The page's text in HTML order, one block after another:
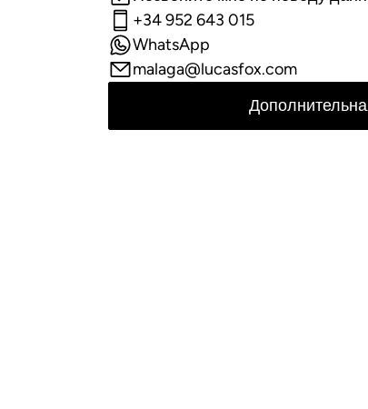
+34 952 643 015
WhatsApp
malaga@lucasfox.com